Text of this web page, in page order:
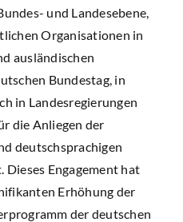
und Landesebene,
Organisationen in
ausländischen
Bundestag, in
in Landesregierungen
die Anliegen der
deutschsprachigen
Dieses Engagement hat
Erhöhung der
der deutschen